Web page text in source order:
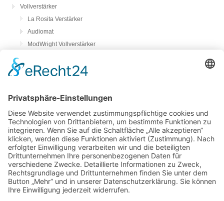
Vollverstärker
La Rosita Verstärker
Audiomat
ModWright Vollverstärker
Crayon
Vorverstärker
Endverstärker
ModWright Endverstärker
Phonovorstufen
ModWright Phono-Vorverstärker
bFly-audio Perla Musica
Remton audio
Lautsprecher